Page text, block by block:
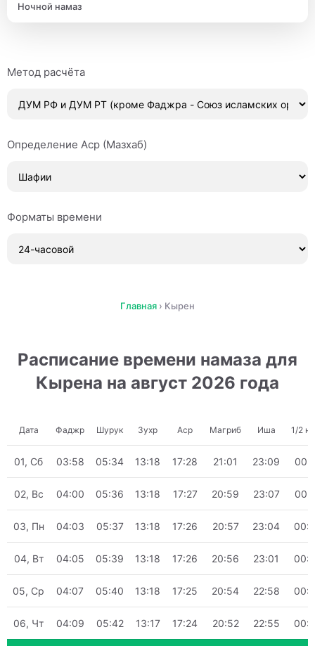
Ночной намаз
Метод расчёта
Определение Аср (Мазхаб)
Форматы времени
Главная › Кырен
Расписание времени намаза для
Кырена на август 2026 года
Дата Фаджр Шурук Зухр Аср Магриб Иша 1/2
01, Сб 03:58 05:34 13:18 17:28 21:01 23:09
02, Вс 04:00 05:36 13:18 17:27 20:59 23:07
03, Пн 04:03 05:37 13:18 17:26 20:57 23:04
04, Вт 04:05 05:39 13:18 17:26 20:56 23:01
05, Ср 04:07 05:40 13:18 17:25 20:54 22:58
06, Чт 04:09 05:42 13:17 17:24 20:52 22:55